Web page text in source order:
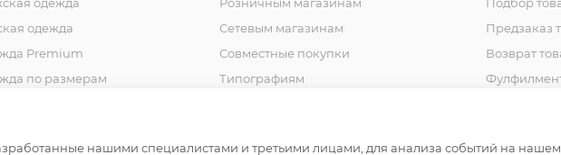
одежда
Premium
по размерам
Сетевым магазинам
Совместные покупки
Типографиям
Предзаказ
Возврат
нашими специалистами и третьими лицами, для анализа событий на нашем